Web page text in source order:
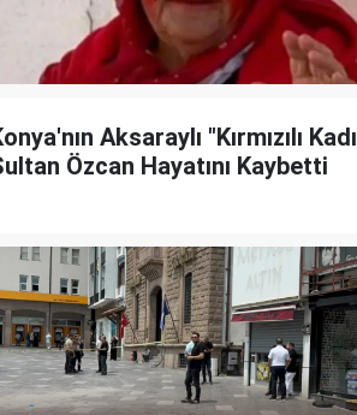
Aksaraylı "Kırmızılı
Özcan Hayatını Kaybetti